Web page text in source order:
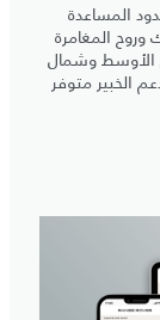
المساعدة
وروح المغامرة
الأوسط وشمال
الخبير متوفر